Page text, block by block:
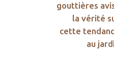
gouttières
la vérité
cette
au